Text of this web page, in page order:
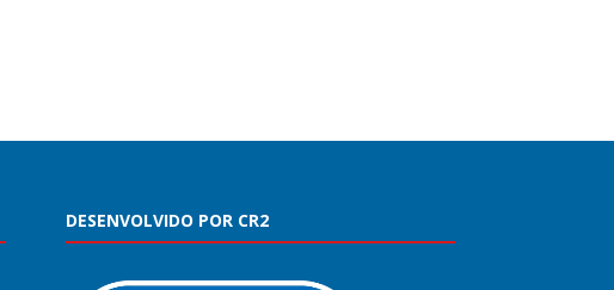
DESENVOLVIDO POR CR2